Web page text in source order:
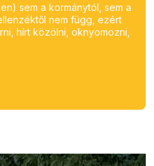
sem a kormánytól, sem a
nem függ, ezért
hírt közölni, oknyomozni,